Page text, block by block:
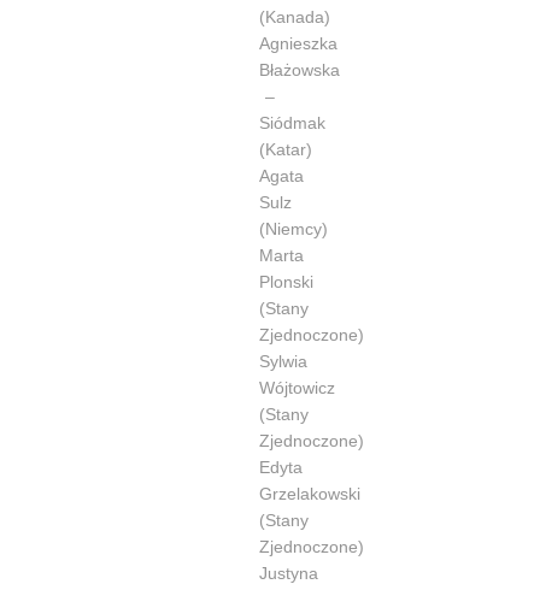
(Kanada)
Agnieszka
Błażowska
–
Siódmak
(Katar)
Agata
Sulz
(Niemcy)
Marta
Plonski
(Stany
Zjednoczone)
Sylwia
Wójtowicz
(Stany
Zjednoczone)
Edyta
Grzelakowski
(Stany
Zjednoczone)
Justyna